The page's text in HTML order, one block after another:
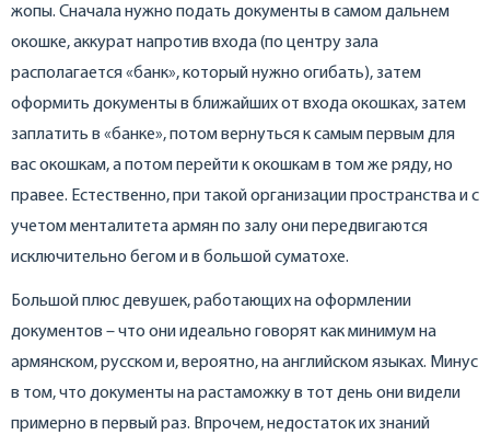
жопы. Сначала нужно подать документы в самом дальнем
окошке, аккурат напротив входа (по центру зала
располагается «банк», который нужно огибать), затем
оформить документы в ближайших от входа окошках, затем
заплатить в «банке», потом вернуться к самым первым для
вас окошкам, а потом перейти к окошкам в том же ряду, но
правее. Естественно, при такой организации пространства и с
учетом менталитета армян по залу они передвигаются
исключительно бегом и в большой суматохе.
Большой плюс девушек, работающих на оформлении
документов – что они идеально говорят как минимум на
армянском, русском и, вероятно, на английском языках. Минус
в том, что документы на растаможку в тот день они видели
примерно в первый раз. Впрочем, недостаток их знаний